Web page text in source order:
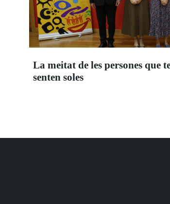
La meitat de les persones que
senten soles